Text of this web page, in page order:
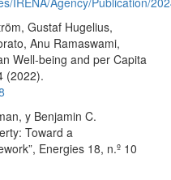
Gustaf Hugelius,
Anu Ramaswami,
Well‐being and per Capita
(2022).
y Benjamin C.
Toward a
Energies 18, n.º 10